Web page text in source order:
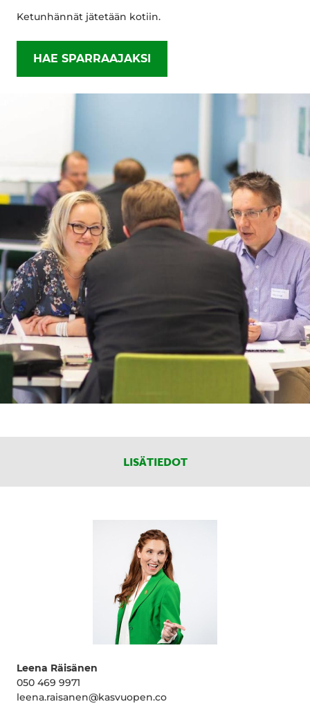
Ketunhännät jätetään kotiin.
HAE SPARRAAJAKSI
LISÄTIEDOT
Leena Räisänen
050 469 9971
leena.raisanen@kasvuopen.co